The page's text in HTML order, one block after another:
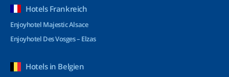
Hotels Frankreich
Enjoyhotel Majestic Alsace
Enjoyhotel Des Vosges – Elzas
Hotels in Belgien